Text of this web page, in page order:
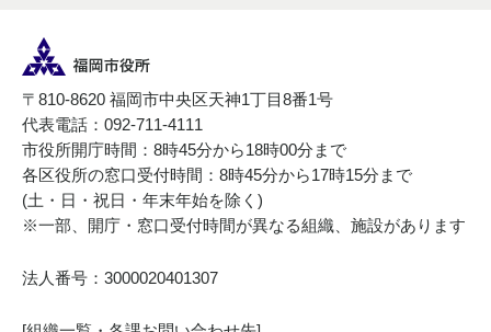
〒810-8620 福岡市中央区天神1丁目8番1号
代表電話：092-711-4111
市役所開庁時間：8時45分から18時00分まで
各区役所の窓口受付時間：8時45分から17時15分まで
(土・日・祝日・年末年始を除く)
※一部、開庁・窓口受付時間が異なる組織、施設があります
法人番号：3000020401307